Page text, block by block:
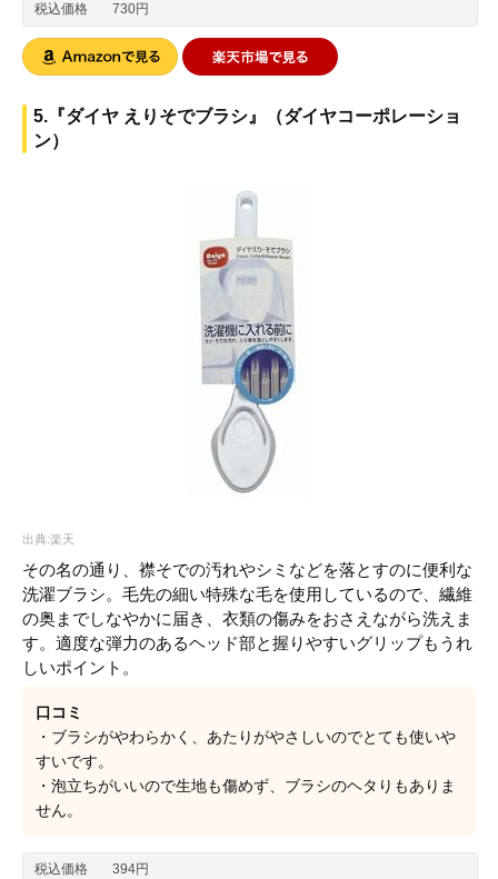
税込価格 730円
5.『ダイヤ えりそでブラシ』（ダイヤコーポレーショ
ン）
出典:楽天
その名の通り、襟そでの汚れやシミなどを落とすのに便利な
洗濯ブラシ。毛先の細い特殊な毛を使用しているので、繊維
の奥までしなやかに届き、衣類の傷みをおさえながら洗えま
す。適度な弾力のあるヘッド部と握りやすいグリップもうれ
しいポイント。
口コミ
・ブラシがやわらかく、あたりがやさしいのでとても使いや
すいです。
・泡立ちがいいので生地も傷めず、ブラシのヘタりもありま
せん。
税込価格 394円